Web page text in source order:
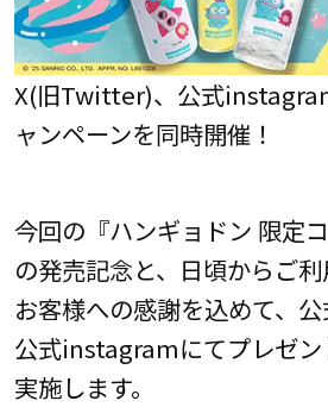
X(旧Twitter)、公式
ャンペーンを同時開催！
今回の『ハンギョドン 限定
の発売記念と、日頃からご
お客様への感謝を込めて、
公式instagramにてプレゼン
実施します。